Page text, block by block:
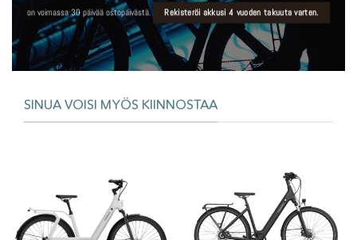
on voimassa 30 päivää ostopäivästä.
Rekisteröi akkusi 4 vuoden takuuta varten.
SINUA VOISI MYÖS KIINNOSTAA